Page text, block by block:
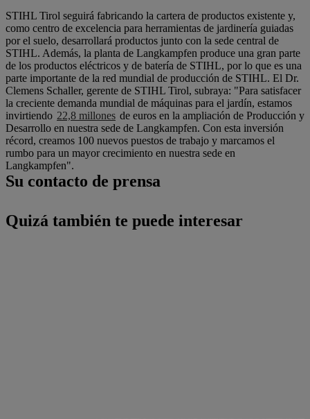
STIHL Tirol seguirá fabricando la cartera de productos existente y,
como centro de excelencia para herramientas de jardinería guiadas
por el suelo, desarrollará productos junto con la sede central de
STIHL. Además, la planta de Langkampfen produce una gran parte
de los productos eléctricos y de batería de STIHL, por lo que es una
parte importante de la red mundial de producción de STIHL. El Dr.
Clemens Schaller, gerente de STIHL Tirol, subraya: "Para satisfacer
la creciente demanda mundial de máquinas para el jardín, estamos
invirtiendo 22,8 millones de euros en la ampliación de Producción y
Desarrollo en nuestra sede de Langkampfen. Con esta inversión
récord, creamos 100 nuevos puestos de trabajo y marcamos el
rumbo para un mayor crecimiento en nuestra sede en
Langkampfen".
Su contacto de prensa
Quizá también te puede interesar